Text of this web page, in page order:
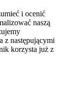
i ocenić
naszą
z następującymi
korzysta już z